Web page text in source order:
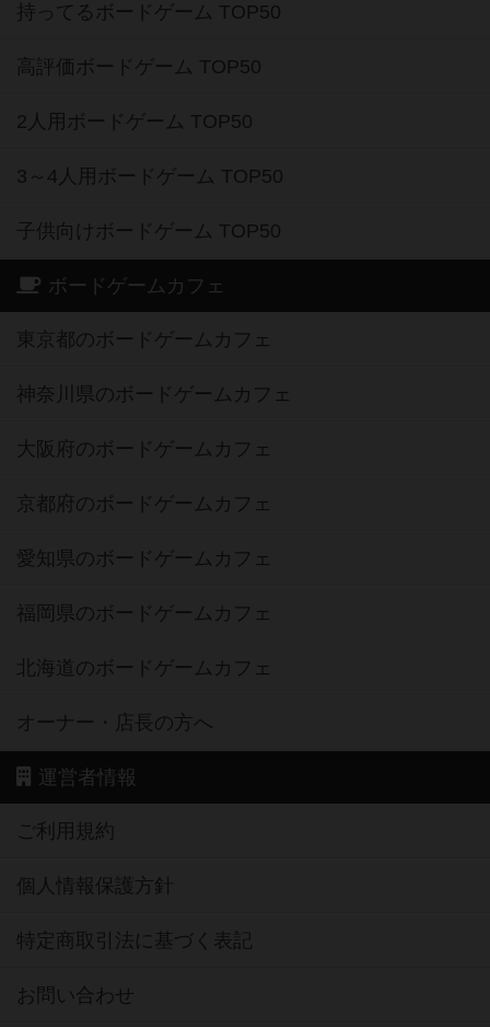
持ってるボードゲーム TOP50
高評価ボードゲーム TOP50
2人用ボードゲーム TOP50
3～4人用ボードゲーム TOP50
子供向けボードゲーム TOP50
ボードゲームカフェ
東京都のボードゲームカフェ
神奈川県のボードゲームカフェ
大阪府のボードゲームカフェ
京都府のボードゲームカフェ
愛知県のボードゲームカフェ
福岡県のボードゲームカフェ
北海道のボードゲームカフェ
オーナー・店長の方へ
運営者情報
ご利用規約
個人情報保護方針
特定商取引法に基づく表記
お問い合わせ